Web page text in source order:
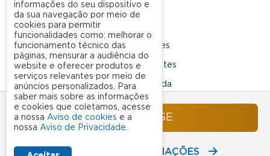
INSCREVA-SE
RECEBA MAIS INFORMAÇÕES
A FGV
Nossas Unidades
Dúvidas Frequentes
Rede Conveniada
Ouvidoria Acadêmica
informações do seu dispositivo e
da sua navegação por meio de
cookies para permitir
funcionalidades como: melhorar o
funcionamento técnico das
páginas, mensurar a audiência do
website e oferecer produtos e
serviços relevantes por meio de
anúncios personalizados. Para
saber mais sobre as informações
e cookies que coletamos, acesse
a nossa Aviso de cookies e a
nossa Aviso de Privacidade.